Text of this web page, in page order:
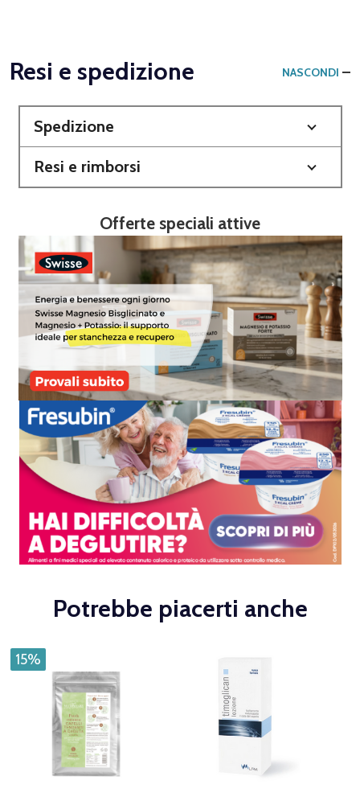
Resi e spedizione NASCONDI
Spedizione
Resi e rimborsi
Offerte speciali attive
Potrebbe piacerti anche
15%